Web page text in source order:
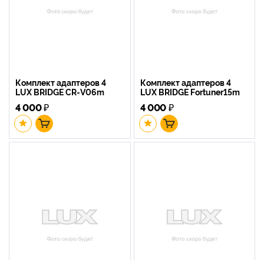
Комплект адаптеров 4
LUX BRIDGE CR-V06m
4 000₽
Комплект адаптеров 4
LUX BRIDGE Fortuner15m
4 000₽